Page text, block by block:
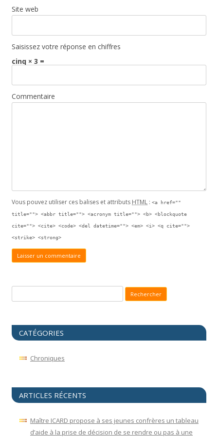
Site web
Saisissez votre réponse en chiffres
cinq × 3 =
Commentaire
Vous pouvez utiliser ces balises et attributs HTML : <a href=""
title=""> <abbr title=""> <acronym title=""> <b> <blockquote
cite=""> <cite> <code> <del datetime=""> <em> <i> <q cite="">
<strike> <strong>
CATÉGORIES
Chroniques
ARTICLES RÉCENTS
Maître ICARD propose à ses jeunes confrères un tableau
d’aide à la prise de décision de se rendre ou pas à une